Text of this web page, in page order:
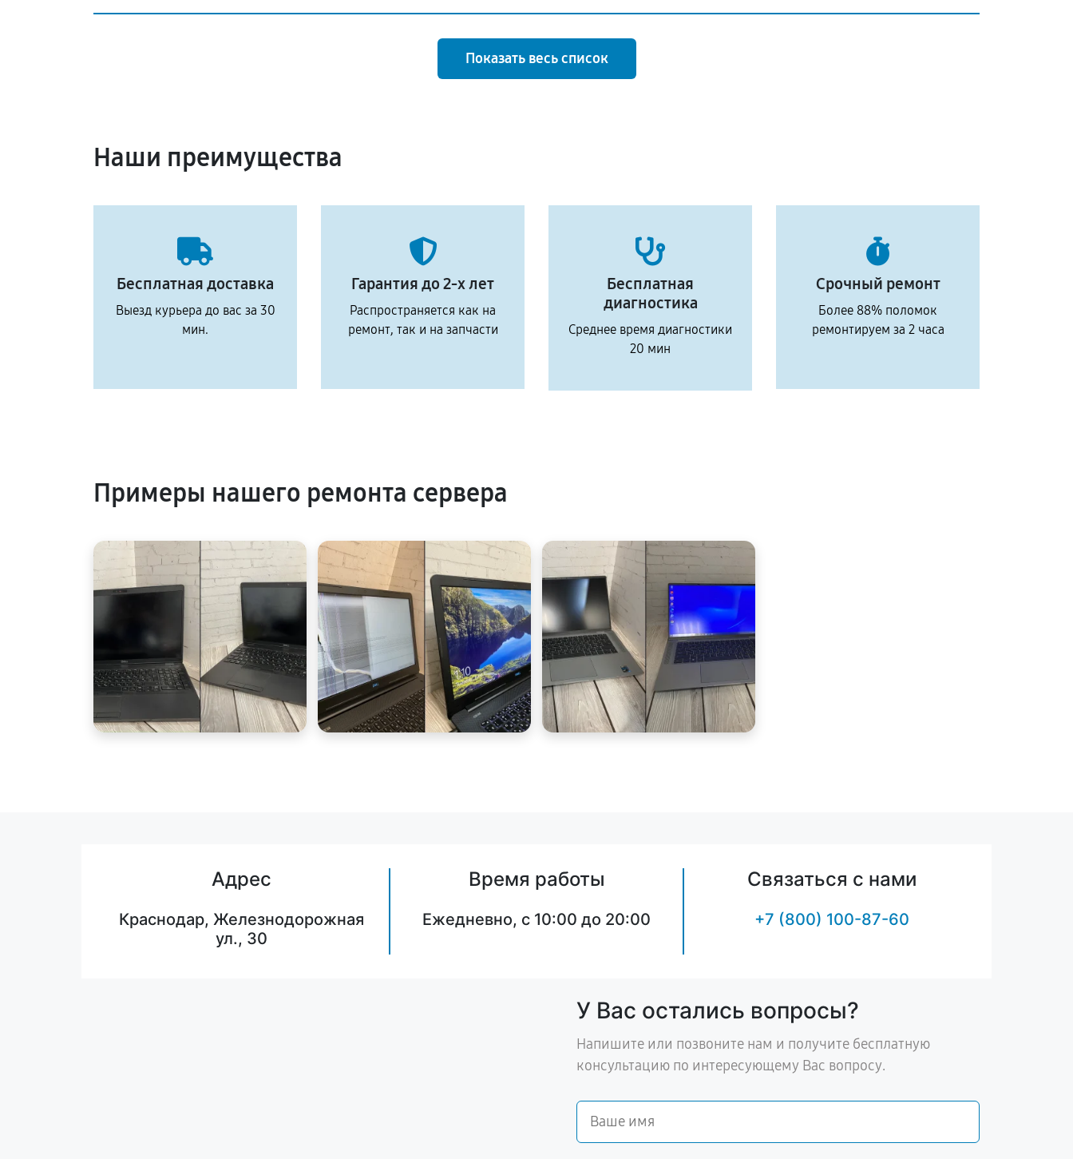
Показать весь список
Наши преимущества
Бесплатная доставка
Выезд курьера до вас за 30
мин.
Гарантия до 2-х лет
Распространяется как на
ремонт, так и на запчасти
Бесплатная
диагностика
Среднее время диагностики
20 мин
Срочный ремонт
Более 88% поломок
ремонтируем за 2 часа
Примеры нашего ремонта сервера
Адрес
Краснодар, Железнодорожная
ул., 30
Время работы
Ежедневно, с 10:00 до 20:00
Связаться с нами
+7 (800) 100-87-60
У Вас остались вопросы?
Напишите или позвоните нам и получите бесплатную
консультацию по интересующему Вас вопросу.